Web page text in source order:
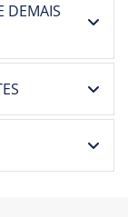
DEMAIS